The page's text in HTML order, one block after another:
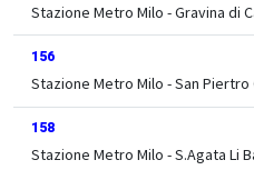
Stazione Metro Milo - Gravina di
156
Stazione Metro Milo - San Piertro
158
Stazione Metro Milo - S.Agata Li